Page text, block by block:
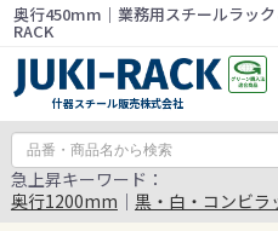
奥行450mm｜業務用スチールラッ
RACK
什器スチール販売株式会社
急上昇キーワード：
奥行1200mm ｜ 黒・白・コンビラ